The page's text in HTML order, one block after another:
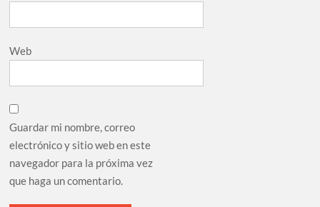
Web
Guardar mi nombre, correo
electrónico y sitio web en este
navegador para la próxima vez
que haga un comentario.